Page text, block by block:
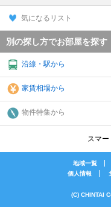
気になるリスト
別の探し方でお部屋を探す
沿線・駅から
家賃相場から
物件特集から
スマー
地域一覧
個人情報
(C) CHINTAI